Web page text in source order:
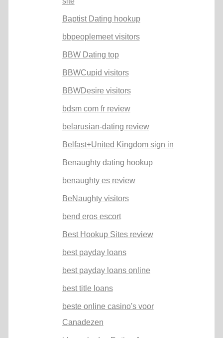
Baptist Dating hookup
bbpeoplemeet visitors
BBW Dating top
BBWCupid visitors
BBWDesire visitors
bdsm com fr review
belarusian-dating review
Belfast+United Kingdom sign in
Benaughty dating hookup
benaughty es review
BeNaughty visitors
bend eros escort
Best Hookup Sites review
best payday loans
best payday loans online
best title loans
beste online casino's voor
Canadezen